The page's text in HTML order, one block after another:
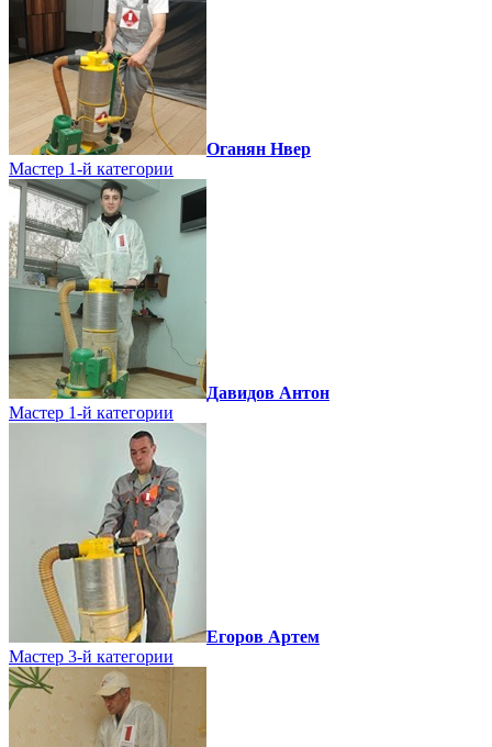
Оганян Нвер
Мастер 1-й категории
Давидов Антон
Мастер 1-й категории
Егоров Артем
Мастер 3-й категории